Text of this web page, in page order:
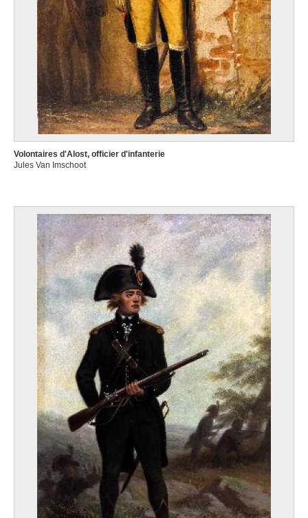
Volontaires d'Alost, officier d'infanterie
Jules Van Imschoot